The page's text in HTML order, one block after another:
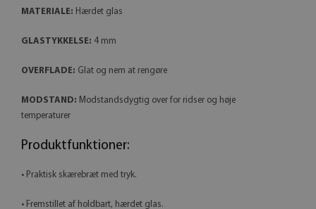
MATERIALE: Hærdet glas
GLASTYKKELSE: 4 mm
OVERFLADE: Glat og nem at rengøre
MODSTAND: Modstandsdygtig over for ridser og høje
temperaturer
Produktfunktioner:
• Praktisk skærebræt med tryk.
• Fremstillet af holdbart, hærdet glas.